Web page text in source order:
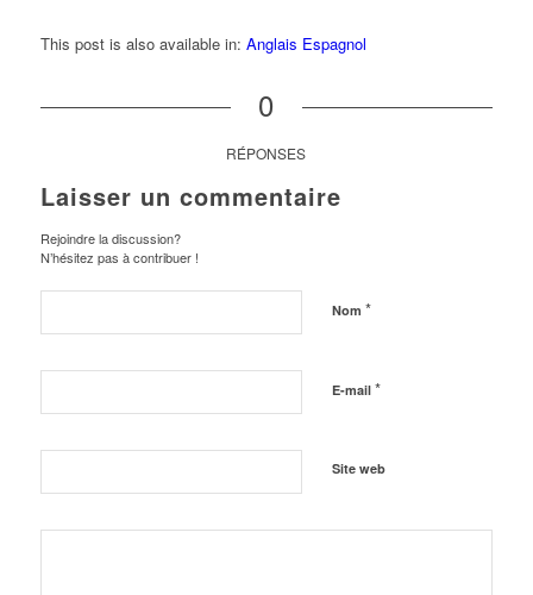
This post is also available in: Anglais Espagnol
0
RÉPONSES
Laisser un commentaire
Rejoindre la discussion?
N’hésitez pas à contribuer !
Nom *
E-mail *
Site web